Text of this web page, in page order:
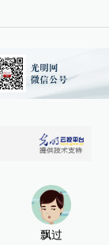
飘过